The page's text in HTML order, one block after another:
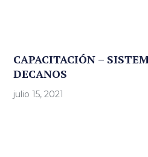
CAPACITACIÓN –
DECANOS
julio 15, 2021